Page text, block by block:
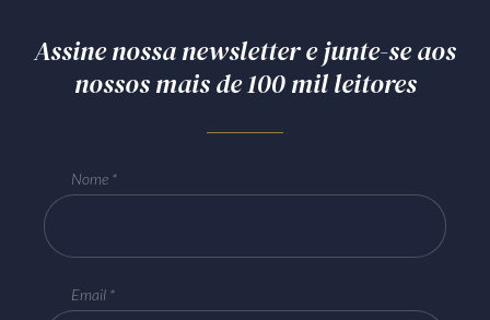
Assine nossa newsletter e junte-se aos
nossos mais de 100 mil leitores
Nome
Email